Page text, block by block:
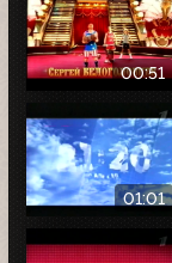
00:51
01:01